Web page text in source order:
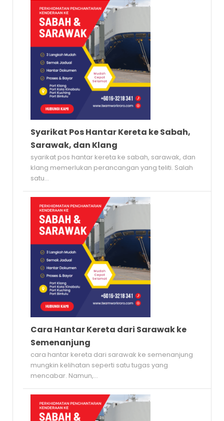
Syarikat Pos Hantar Kereta ke Sabah,
Sarawak, dan Klang
syarikat pos hantar kereta ke sabah, sarawak, dan
klang memerlukan perancangan yang teliti. Salah
satu...
Cara Hantar Kereta dari Sarawak ke
Semenanjung
cara hantar kereta dari sarawak ke semenanjung
mungkin kelihatan seperti satu tugas yang
mencabar. Namun,...